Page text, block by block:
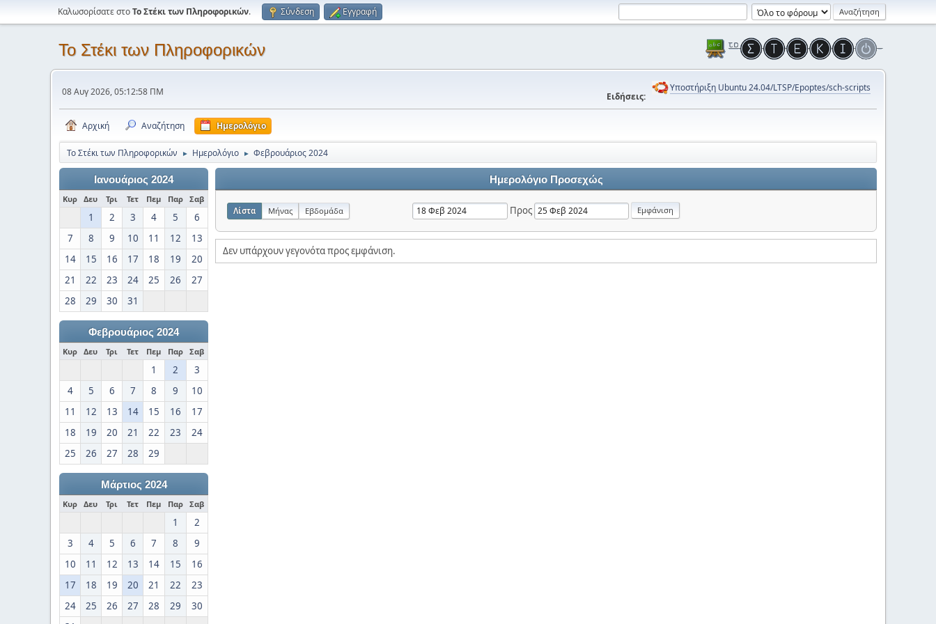
Καλωσορίσατε στοΤο Στέκι των Πληροφορικών. Σύνδεση Εγγραφή
Το Στέκι των Πληροφορικών
08 Αυγ 2026, 05:12:58 ΠΜ Ειδήσεις:
Υποστήριξη Ubuntu 24.04/LTSP/Epoptes/sch-scripts
Αρχική Αναζήτηση Ημερολόγιο
Το Στέκι των Πληροφορικών ► Ημερολόγιο ► Φεβρουάριος 2024
Ιανουάριος 2024
Κυρ Δευ Τρι Τετ Πεμ Παρ Σαβ
1 2 3 4 5
6
7
8 9 10 11 12
13
14
15 16 17 18 19
20
21
22 23 24 25 26
27
28
29 30 31
Φεβρουάριος 2024
Κυρ Δευ Τρι Τετ Πεμ Παρ Σαβ
1 2
3
4
5 6 7 8 9
10
11
12 13 14 15 16
17
18
19 20 21 22 23
24
25
26 27 28 29
Μάρτιος 2024
Κυρ Δευ Τρι Τετ Πεμ Παρ Σαβ
1
2
3
4 5 6 7 8
9
10
11 12 13 14 15
16
17
18 19 20 21 22
23
24
25 26 27 28 29
30
Ημερολόγιο Προσεχώς
Λίστα Μήνας Εβδομάδα Προς
Δεν υπάρχουν γεγονότα προς εμφάνιση.